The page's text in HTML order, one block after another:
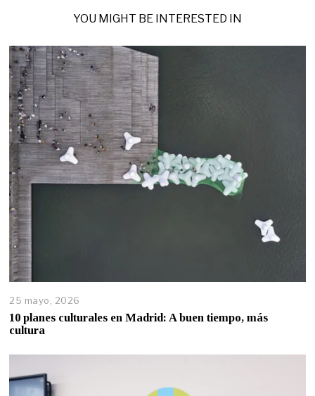
YOU MIGHT BE INTERESTED IN
25 mayo, 2026
10 planes culturales en Madrid: A buen tiempo, más
cultura